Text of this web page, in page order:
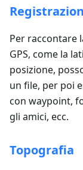
Per raccontare
GPS, come la
posizione,
un file, per poi
con waypoint,
gli amici, ecc.
Topografia